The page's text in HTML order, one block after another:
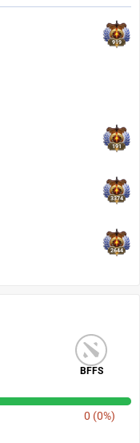
919
191
3374
2644
BFFS
0 (0%)